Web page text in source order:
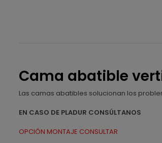
Cama abatible
Las camas abatibles solucionan los
EN CASO DE PLADUR CONSÚLTANOS
OPCIÓN MONTAJE CONSULTAR